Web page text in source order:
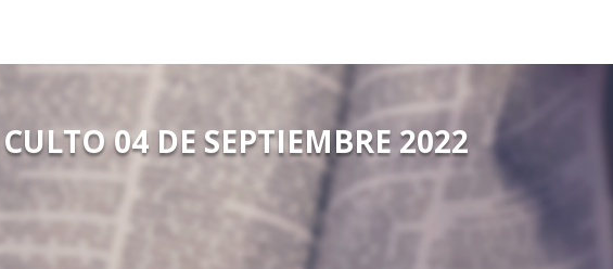
CULTO 04 DE SEPTIEMBRE 2022